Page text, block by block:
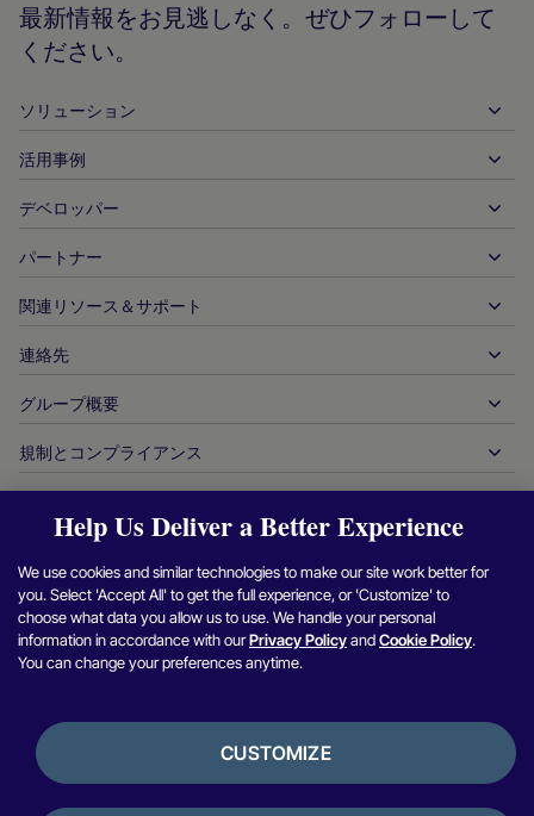
ペ
ー
最新情報をお見逃しなく。ぜひフォローして
ください。
ソリューション
入金
出金
リアルタイム決済
発行
決済方法
APM
オーソリ最適化
不正行為＆リスク管理
チャージバックの解決
通貨管理
照合管理
統合オプション
バンキングサービス
活用事例
ホスピタリティ
自動車
企業間（B2B）
金融サービス
政府からの支払い
旅行＆モビリティ
暗号通貨プラットフォーム＆両替
マーケットプレイス
中小企業
デジタルコンテンツ＆サブスクリプション
ビデオゲーム
デベロッパー
デベロッパーツール
API 参照ドキュメント
ドキュメントセンター
パートナー
当社との提携
パートナー製品＆ソリューション
技術パートナー
パートナー DNA
パートナーの洞察
関連リソース＆サポート
お客様サポート
加盟店向けリソース
業界レポート
連絡先
販売に関するお問い合わせ
最高経営責任者室
カナダ行動規範
企業情報
加盟店紹介プログラム
セキュリティ脆弱性の報告
グループ概要
当社について
採用情報
ケーススタディ
ブログ
ニュースルーム
インタビュー＆ウェビナー
規制とコンプライアンス
現代奴隷制対策報告（英国）
現代奴隷制対策に関する報告（カナダ）
アルゼンチンの情報と方針
ブラジルの情報と方針
内部通報に関する方針
ログイン お問い合わせ
FacebookX（Twitter）Instagram Linkedin
クッキーポリシー
利用規約
Help Us Deliver a Better Experience
We use cookies and similar technologies to make our site work better for
you. Select 'Accept All' to get the full experience, or 'Customize' to
choose what data you allow us to use. We handle your personal
information in accordance with ourPrivacy PolicyandCookie Policy.
You can change your preferences anytime.
CUSTOMIZE